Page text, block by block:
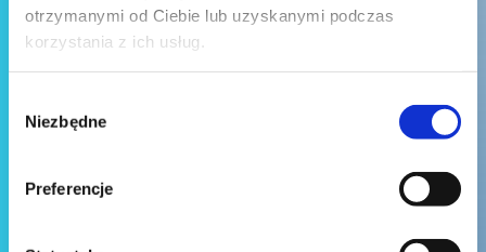
otrzymanymi od Ciebie lub uzyskanymi podczas
korzystania z ich usług.
zgody
Niezbędne
Preferencje
Wyślij wiadomość